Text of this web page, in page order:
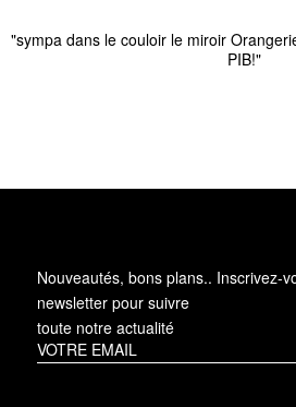
"sympa dans le couloir le miroir
PIB!"
Nouveautés, bons plans.. Inscrivez-
newsletter pour suivre
toute notre actualité